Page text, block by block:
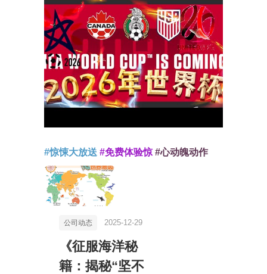
#惊悚大放送 #免费体验惊 #心动魄动作
公司动态 2025-12-29
《征服海洋秘
籍：揭秘“坚不